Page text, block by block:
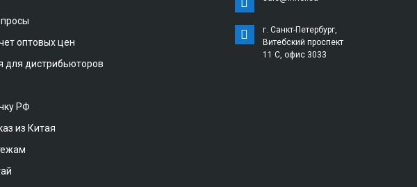
оптовых цен
для дистрибьюторов
РФ
из Китая
г. Санкт-Петербург,
Витебский проспект
11 С, офис 3033